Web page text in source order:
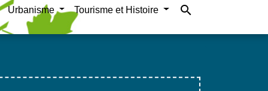
Urbanisme Tourisme et Histoire search